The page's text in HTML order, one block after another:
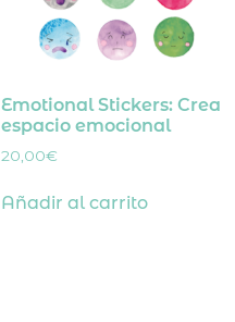
Emotional Stickers: Crea
espacio emocional
20,00€
Añadir al carrito